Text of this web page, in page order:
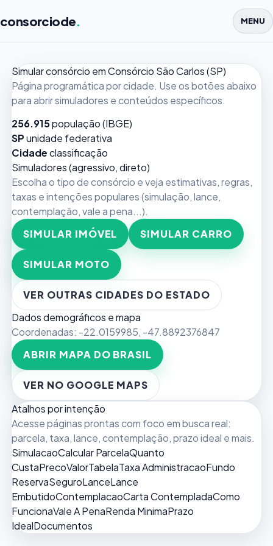
consorciode. MENU
Simular consórcio em Consórcio São Carlos (SP)
Página programática por cidade. Use os botões abaixo
para abrir simuladores e conteúdos específicos.
256.915população (IBGE)
SPunidade federativa
Cidadeclassificação
Simuladores (agressivo, direto)
Escolha o tipo de consórcio e veja estimativas, regras,
taxas e intenções populares (simulação, lance,
contemplação, vale a pena...).
SIMULAR IMÓVEL
SIMULAR CARRO
SIMULAR MOTO
VER OUTRAS CIDADES DO ESTADO
Dados demográficos e mapa
Coordenadas: -22.0159985, -47.8892376847
ABRIR MAPA DO BRASIL
VER NO GOOGLE MAPS
Atalhos por intenção
Acesse páginas prontas com foco em busca real:
parcela, taxa, lance, contemplação, prazo ideal e mais.
SimulacaoCalcular ParcelaQuanto
CustaPrecoValorTabelaTaxa AdministracaoFundo
ReservaSeguroLanceLance
EmbutidoContemplacaoCarta ContempladaComo
FuncionaVale A PenaRenda MinimaPrazo
IdealDocumentos